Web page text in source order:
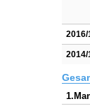
2016/
2014/